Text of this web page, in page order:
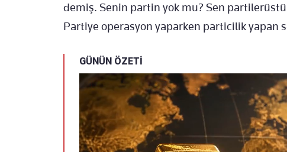
demiş. Senin partin yok mu? Sen partilerüstü
Partiye operasyon yaparken particilik yapan
GÜNÜN ÖZETİ